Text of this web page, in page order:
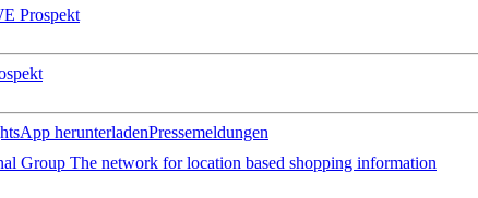
Prospekt
App herunterladenPressemeldungen
Group The network for location based shopping information